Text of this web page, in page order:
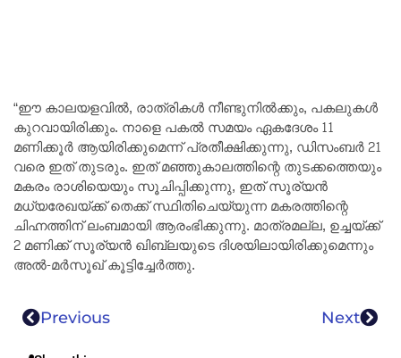
“ഈ കാലയളവിൽ, രാത്രികൾ നീണ്ടുനിൽക്കും, പകലുകൾ
കുറവായിരിക്കും. നാളെ പകൽ സമയം ഏകദേശം 11
മണിക്കൂർ ആയിരിക്കുമെന്ന് പ്രതീക്ഷിക്കുന്നു, ഡിസംബർ 21
വരെ ഇത് തുടരും. ഇത് മഞ്ഞുകാലത്തിന്റെ തുടക്കത്തെയും
മകരം രാശിയെയും സൂചിപ്പിക്കുന്നു, ഇത് സൂര്യൻ
മധ്യരേഖയ്ക്ക് തെക്ക് സ്ഥിതിചെയ്യുന്ന മകരത്തിന്റെ
ചിഹ്നത്തിന് ലംബമായി ആരംഭിക്കുന്നു. മാത്രമല്ല, ഉച്ചയ്ക്ക്
2 മണിക്ക് സൂര്യൻ ഖിബ്ലയുടെ ദിശയിലായിരിക്കുമെന്നും
അൽ-മർസൂഖ് കൂട്ടിച്ചേർത്തു.
Previous Next